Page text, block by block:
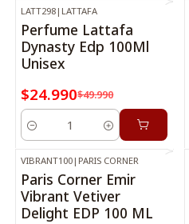
-50%OFF
LATT298 | LATTAFA
Perfume Lattafa
Dynasty Edp 100Ml
Unisex
$24.990$49.990
Cantidad
-44% OFF
VIBRANT100 | PARIS CORNER
Paris Corner Emir
Vibrant Vetiver
Delight EDP 100 ML